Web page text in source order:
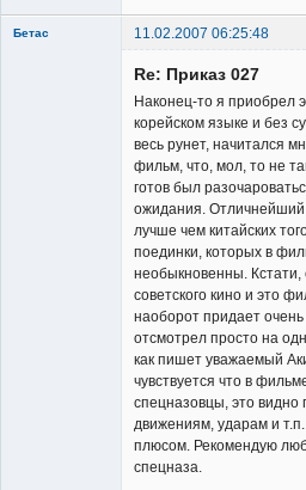
Бетас
11.02.2007 06:25:48
Re: Приказ 027
Наконец-то я приобрел
корейском языке и без
весь рунет, начитался
фильм, что, мол, то не
готов был
ожидания. Отличнейший
лучше чем китайских
поединки, которых в
необыкновенны. Кстати,
советского кино и это
наоборот придает очень
отсмотрел просто на
как пишет уважаемый
чувствуется что в
спецназовцы, это
движениям, ударам и
плюсом. Рекомендую
спецназа.